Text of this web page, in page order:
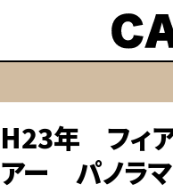
H23年 フィ
アー パノラ